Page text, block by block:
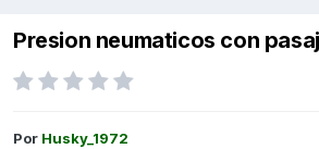
Presion neumaticos con
Por Husky_1972